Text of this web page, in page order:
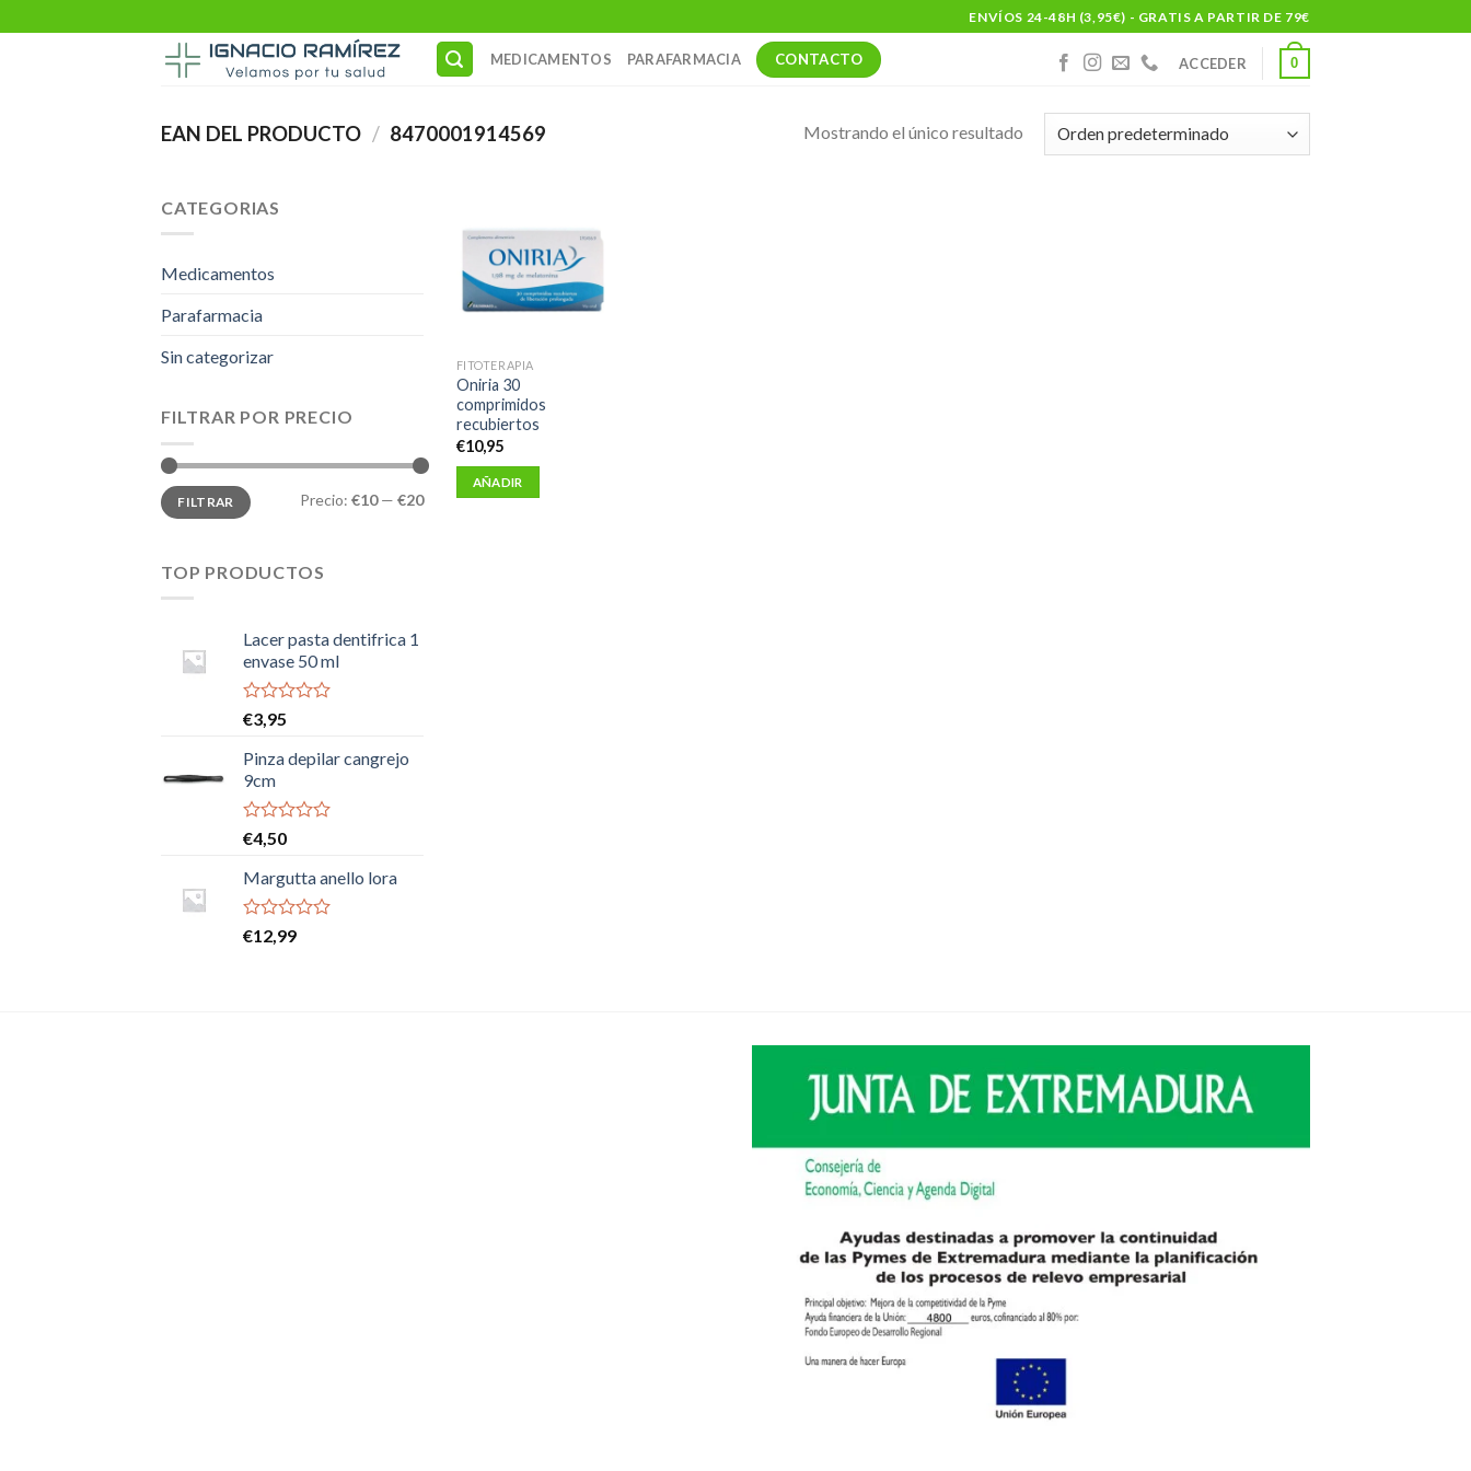
to
ENVÍOS 24-48H (3,95€) - GRATIS A PARTIR DE 79€
MEDICAMENTOS PARAFARMACIA CONTACTO ACCEDER 0
EAN DEL PRODUCTO / 8470001914569 Mostrando el único resultado
CATEGORIAS
Medicamentos
Parafarmacia
Sin categorizar
FILTRAR POR PRECIO
Precio
mínimo
Precio
máximo
FILTRAR Precio: €10— €20
TOP PRODUCTOS
Lacer pasta dentifrica 1
envase 50 ml
Valorado
con
0
de
5
€3,95
Pinza depilar cangrejo
9cm
Valorado
con
0
de
5
€4,50
Margutta anello lora
Valorado
€12,99
FITOTERAPIA
Oniria 30
comprimidos
recubiertos
€10,95
AÑADIR